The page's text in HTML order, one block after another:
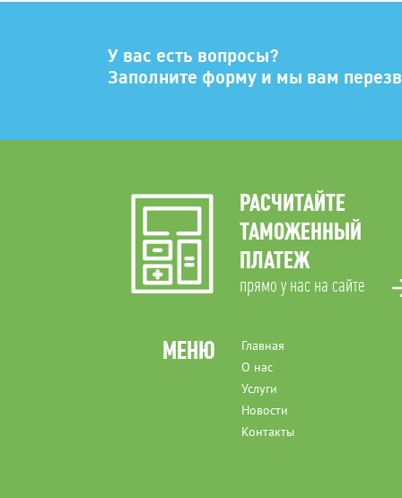
У вас есть вопросы?
Заполните форму и мы вам
РАСЧИТАЙТЕ
ТАМОЖЕННЫЙ
ПЛАТЕЖ
прямо у нас на сайте
МЕНЮ
Главная
О нас
Услуги
Новости
Контакты